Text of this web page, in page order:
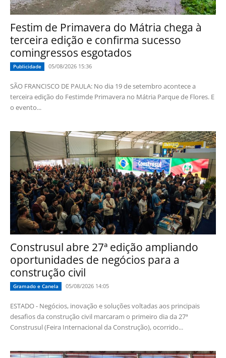
Festim de Primavera do Mátria chega à
terceira edição e confirma sucesso
comingressos esgotados
Publicidade 05/08/2026 15:36
SÃO FRANCISCO DE PAULA: No dia 19 de setembro acontece a
terceira edição do Festimde Primavera no Mátria Parque de Flores. E
o evento...
Construsul abre 27ª edição ampliando
oportunidades de negócios para a
construção civil
Gramado e Canela 05/08/2026 14:05
ESTADO - Negócios, inovação e soluções voltadas aos principais
desafios da construção civil marcaram o primeiro dia da 27ª
Construsul (Feira Internacional da Construção), ocorrido...